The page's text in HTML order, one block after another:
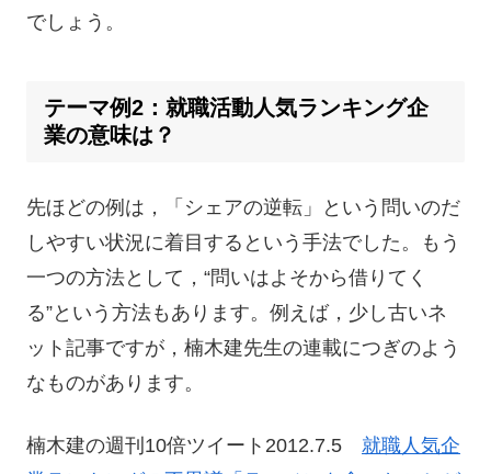
でしょう。
テーマ例2：就職活動人気ランキング企
業の意味は？
先ほどの例は，「シェアの逆転」という問いのだ
しやすい状況に着目するという手法でした。もう
一つの方法として，“問いはよそから借りてく
る”という方法もあります。例えば，少し古いネ
ット記事ですが，楠木建先生の連載につぎのよう
なものがあります。
楠木建の週刊10倍ツイート2012.7.5 就職人気企